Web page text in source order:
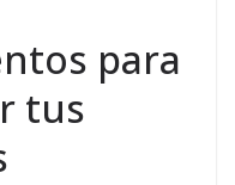
para
tus